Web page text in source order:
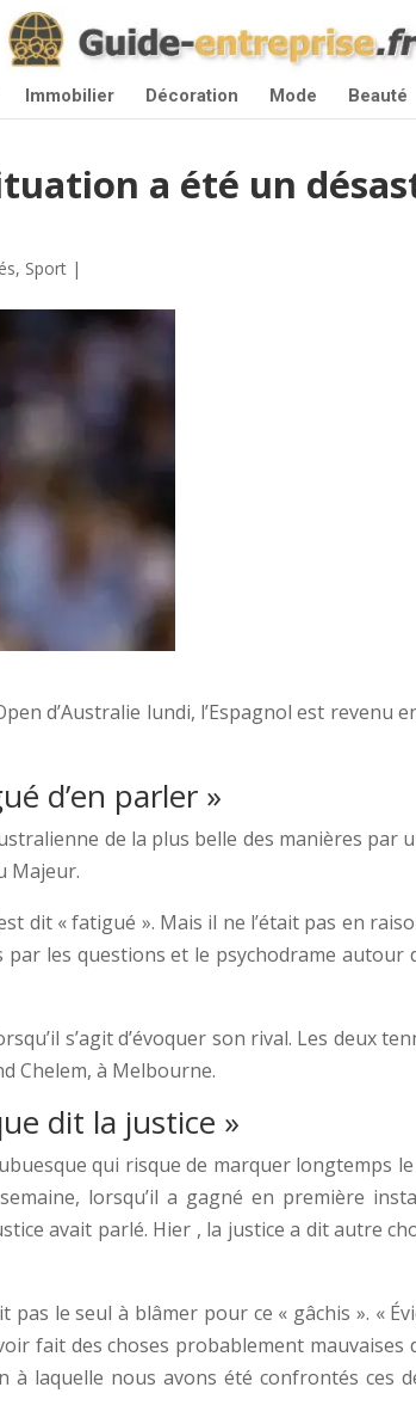
Immobilier Décoration Mode Beauté
a été un
, Sport |
d’Australie lundi, l’Espagnol est revenu
d’en parler »
de la plus belle des manières par
Majeur.
dit « fatigué ». Mais il ne l’était pas en
les questions et le psychodrame autour
s’agit d’évoquer son rival. Les deux
Chelem, à Melbourne.
dit la justice »
qui risque de marquer longtemps
lorsqu’il a gagné en première
avait parlé. Hier , la justice a dit autre
pas le seul à blâmer pour ce « gâchis ». «
fait des choses probablement mauvaises
laquelle nous avons été confrontés ces